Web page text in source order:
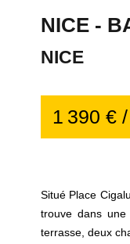
NICE -
NICE
1 390 €
Situé Place
trouve dans
terrasse, deux